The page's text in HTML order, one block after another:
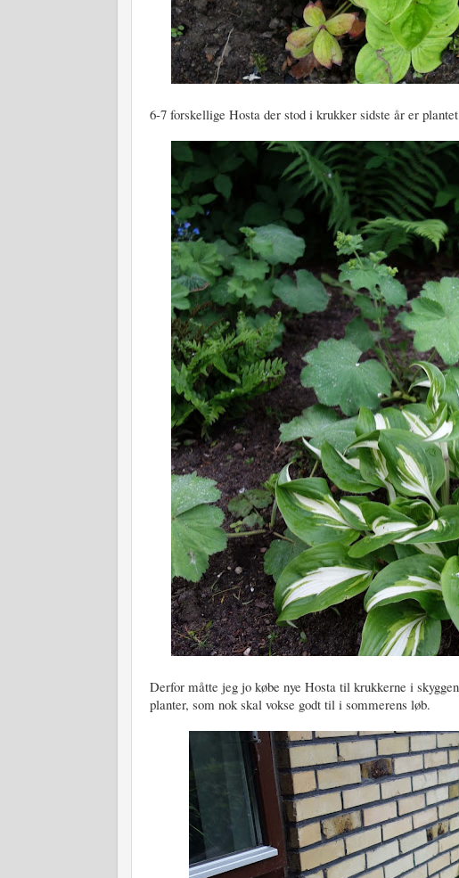
6-7 forskellige Hosta der stod i krukker sidste år er
Derfor måtte jeg jo købe nye Hosta til krukkerne i
planter, som nok skal vokse godt til i sommerens løb.